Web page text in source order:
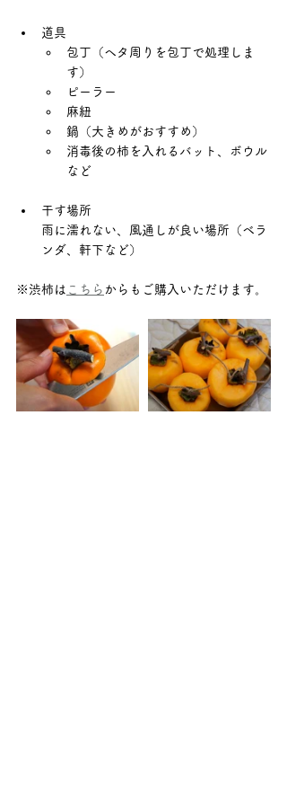
道具
包丁（ヘタ周りを包丁で処理しま
す）
ピーラー
麻紐
鍋（大きめがおすすめ）
消毒後の柿を入れるバット、ボウル
など
干す場所
雨に濡れない、風通しが良い場所（ベラ
ンダ、軒下など）
※渋柿は こちら からもご購入いただけます。